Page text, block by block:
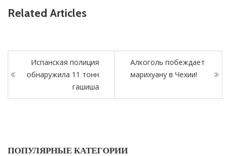
Related Articles
Испанская полиция
обнаружила 11 тонн
гашиша
Алкоголь побеждает
марихуану в Чехии!
ПОПУЛЯРНЫЕ КАТЕГОРИИ